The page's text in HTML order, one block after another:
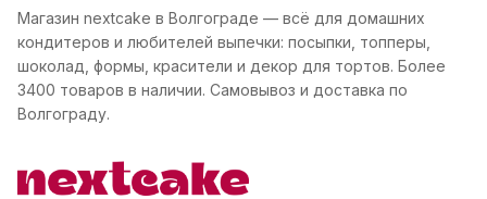
Магазин nextcake в Волгограде — всё для домашних
кондитеров и любителей выпечки: посыпки, топперы,
шоколад, формы, красители и декор для тортов. Более
3400 товаров в наличии. Самовывоз и доставка по
Волгограду.